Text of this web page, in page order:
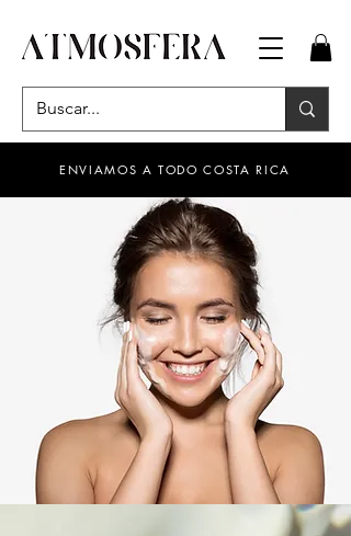
ENVIAMOS A TODO COSTA RICA